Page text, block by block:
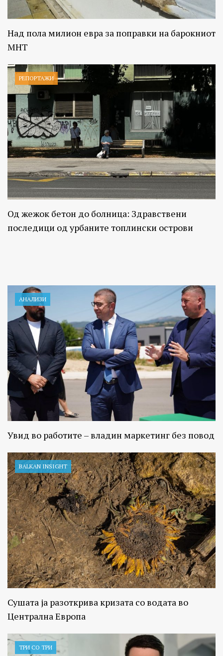
Над пола милион евра за поправки на барокниот
МНТ
РЕПОРТАЖИ
Од жежок бетон до болница: Здравствени
последици од урбаните топлински острови
АНАЛИЗИ
Увид во работите – владин маркетинг без повод
BALKAN INSIGHT
Сушата ја разоткрива кризата со водата во
Централна Европа
ТРИ СО ТРИ